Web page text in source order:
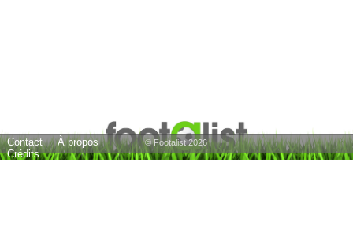
Khvicha Kvaratskhelia AIG 25
Contact
À propos
Crédits
© Footalist 2026